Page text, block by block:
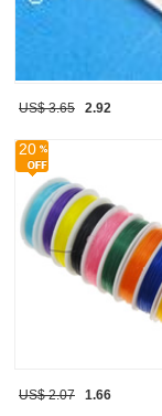
US$ 3.65 2.92
20
US$ 2.07 1.66